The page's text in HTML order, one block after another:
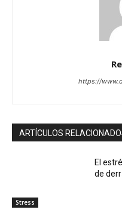
https://
ARTÍCULOS
Stress
El
de